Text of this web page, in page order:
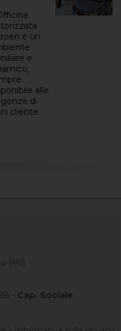
è un
e
alle
di
cliente.
(MI)
- Cap. Sociale